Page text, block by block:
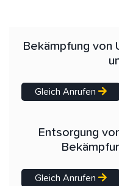
Bekämpfung von
Gleich Anrufen
Entsorgung
Gleich Anrufen